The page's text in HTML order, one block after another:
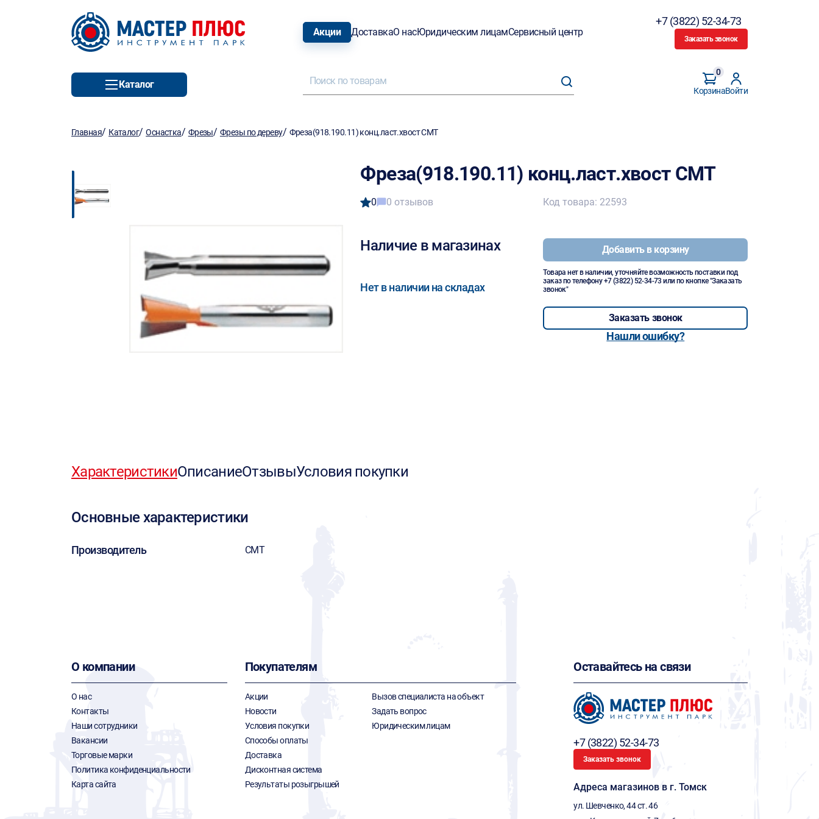
Акции ДоставкаО насЮридическим лицамСервисный центр
+7 (3822) 52-34-73
Заказать звонок
Каталог
Корзина
0
Войти
Главная/ Каталог/Оснастка/ Фрезы/ Фрезы по дереву/ Фреза(918.190.11) конц.ласт.хвост CMT
Фреза(918.190.11) конц.ласт.хвост CMT
0 0 отзывов
Наличие в магазинах
Нет в наличии на складах
Код товара: 22593
Добавить в корзину
Товара нет в наличии, уточняйте возможность поставки под
заказ по телефону+7 (3822) 52-34-73 или по кнопке "Заказать
звонок"
Заказать звонок
Нашли ошибку?
ХарактеристикиОписаниеОтзывыУсловия покупки
Основные характеристики
Производитель CMT
О компании
О нас
Контакты
Наши сотрудники
Вакансии
Торговые марки
Политика конфиденциальности
Карта сайта
Покупателям
Акции
Новости
Условия покупки
Способы оплаты
Доставка
Дисконтная система
Результаты розыгрышей
Вызов специалиста на объект
Задать вопрос
Юридическим лицам
Оставайтесь на связи
+7 (3822) 52-34-73
Заказать звонок
Адреса магазинов в г. Томск
ул. Шевченко, 44 ст. 46